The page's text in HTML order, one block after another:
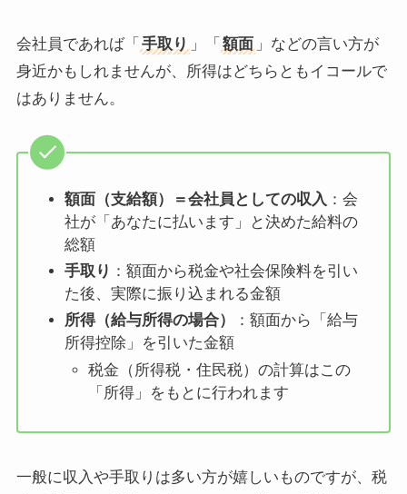
会社員であれば「 手取り 」「 額面 」などの言い方が
身近かもしれませんが、所得はどちらともイコールで
はありません。
額面（支給額）＝会社員としての収入 ：会
社が「あなたに払います」と決めた給料の
総額
手取り ：額面から税金や社会保険料を引い
た後、実際に振り込まれる金額
所得（給与所得の場合）
：額面から「給与
所得控除」を引いた金額
税金（所得税・住民税）の計算はこの
「所得」をもとに行われます
一般に収入や手取りは多い方が嬉しいものですが、税